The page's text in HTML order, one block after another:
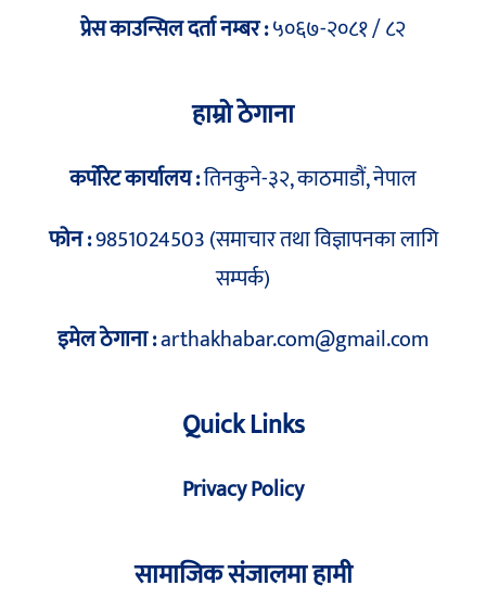
प्रेस काउन्सिल दर्ता नम्बर :५०६७-२०८१ / ८२
हाम्रो ठेगाना
कर्पोरेट कार्यालय :तिनकुने-३२, काठमाडौं, नेपाल
फोन :9851024503 (समाचार तथा विज्ञापनका लागि
सम्पर्क)
इमेल ठेगाना :arthakhabar.com@gmail.com
Quick Links
Privacy Policy
सामाजिक संजालमा हामी